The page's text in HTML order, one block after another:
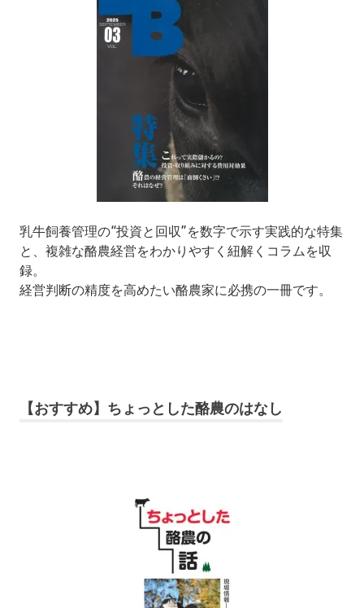
乳牛飼養管理の“投資と回収”を数字で示す実践的な特集
と、複雑な酪農経営をわかりやすく紐解くコラムを収
録。
経営判断の精度を高めたい酪農家に必携の一冊です。
【おすすめ】ちょっとした酪農のはなし